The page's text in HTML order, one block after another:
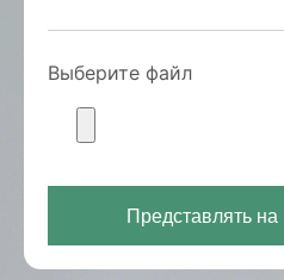
Выберите файл
Представлять